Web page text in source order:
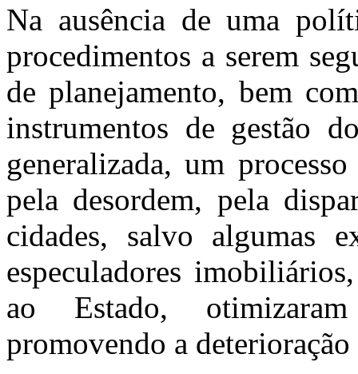
Na ausência de uma
procedimentos a serem
de planejamento, bem
instrumentos de gestão
generalizada, um
pela desordem, pela
cidades, salvo algumas
especuladores
ao Estado, otimizaram
promovendo a